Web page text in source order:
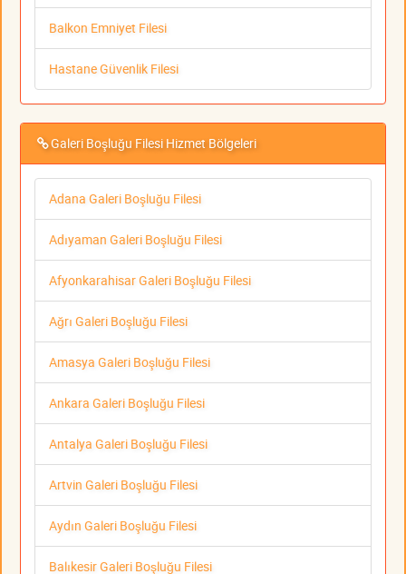
Balkon Emniyet Filesi
Hastane Güvenlik Filesi
Galeri Boşluğu Filesi Hizmet Bölgeleri
Adana Galeri Boşluğu Filesi
Adıyaman Galeri Boşluğu Filesi
Afyonkarahisar Galeri Boşluğu Filesi
Ağrı Galeri Boşluğu Filesi
Amasya Galeri Boşluğu Filesi
Ankara Galeri Boşluğu Filesi
Antalya Galeri Boşluğu Filesi
Artvin Galeri Boşluğu Filesi
Aydın Galeri Boşluğu Filesi
Balıkesir Galeri Boşluğu Filesi